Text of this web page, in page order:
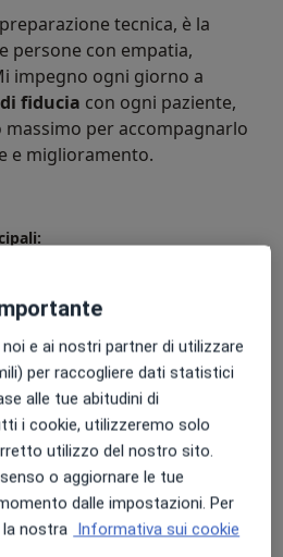
tecnica, è la
persone con empatia,
impegno ogni giorno a
fiducia con ogni paziente,
per accompagnarlo
e miglioramento.
Mal di schiena
Dolore alla spalla +80
indirizzi)
indirizzi (5)
e ai nostri partner di utilizzare
per raccogliere dati statistici
alle tue abitudini di
i cookie, utilizzeremo solo
utilizzo del nostro sito.
o aggiornare le tue
dalle impostazioni. Per
la nostra Informativa sui cookie